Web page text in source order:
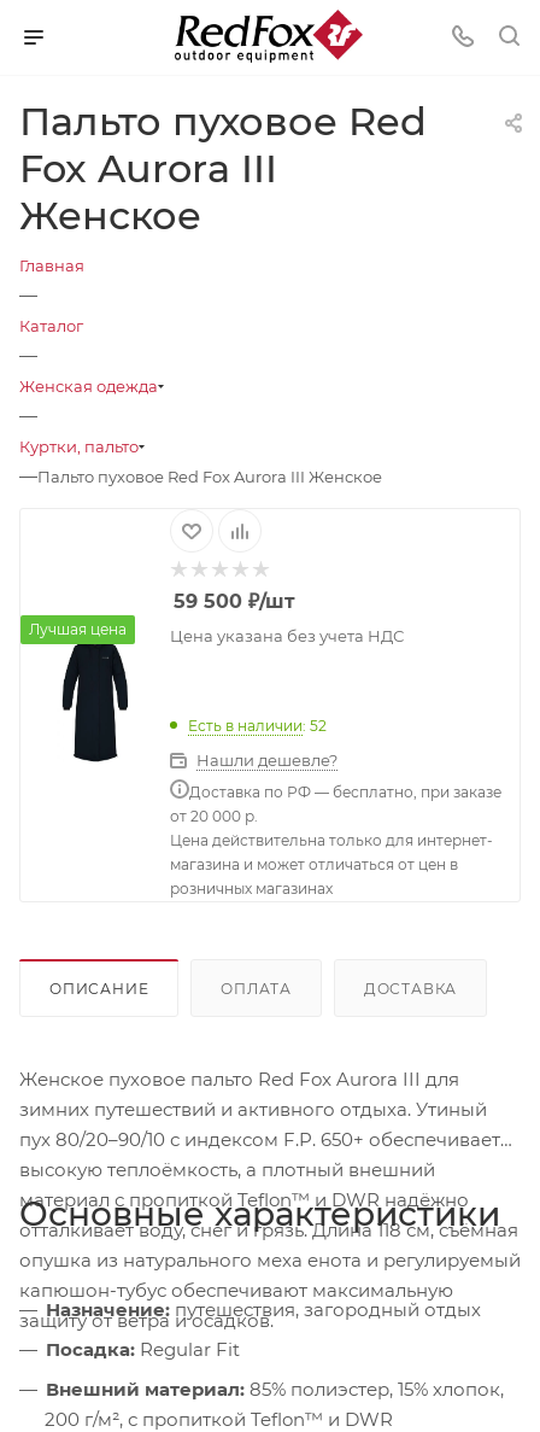
Пальто пуховое Red
Fox Aurora III
Женское
Главная
—
Каталог
—
Женская одежда
—
Куртки, пальто
—Пальто пуховое Red Fox Aurora III Женское
Лучшая цена
59 500 ₽/шт
Цена указана без учета НДС
Есть в наличии: 52
Нашли дешевле?
Доставка по РФ — бесплатно, при заказе
от 20 000 р.
Цена действительна только для интернет-
магазина и может отличаться от цен в
розничных магазинах
ОПИСАНИЕ ОПЛАТА ДОСТАВКА
Женское пуховое пальто Red Fox Aurora III для
зимних путешествий и активного отдыха. Утиный
пух 80/20–90/10 с индексом F.P. 650+ обеспечивает
высокую теплоёмкость, а плотный внешний
материал с пропиткой Teflon™ и DWR надёжно
отталкивает воду, снег и грязь. Длина 118 см, съёмная
опушка из натурального меха енота и регулируемый
капюшон-тубус обеспечивают максимальную
защиту от ветра и осадков.
Основные характеристики
Назначение: путешествия, загородный отдых
Посадка: Regular Fit
Внешний материал: 85% полиэстер, 15% хлопок,
200 г/м², с пропиткой Teflon™ и DWR